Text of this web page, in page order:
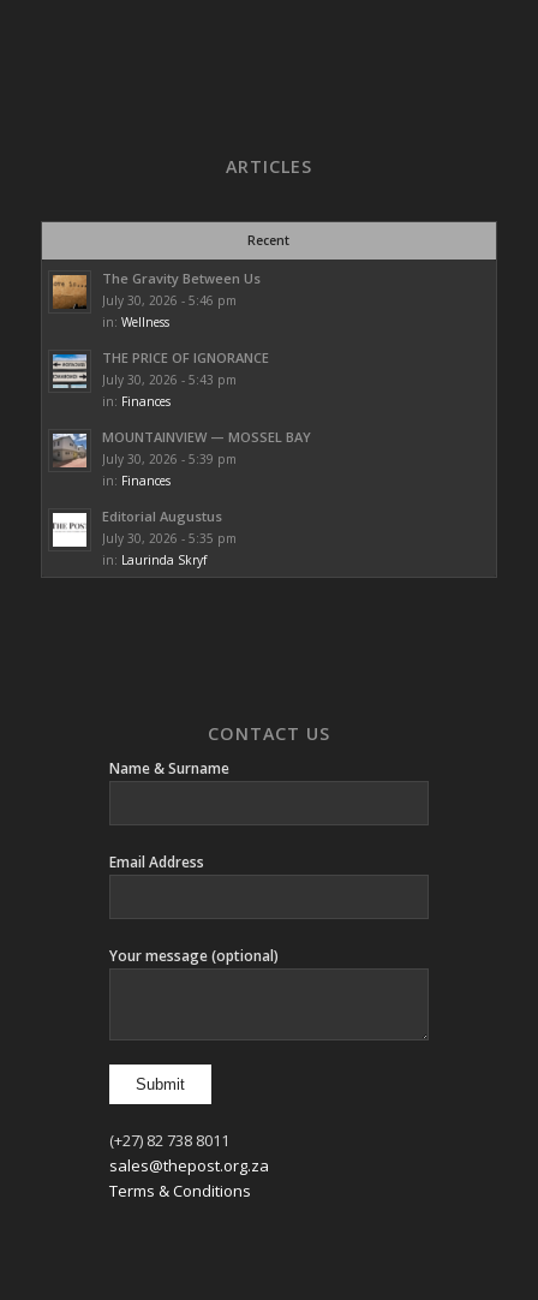
ARTICLES
Recent
The Gravity Between Us
July 30, 2026 - 5:46 pm
in: Wellness
THE PRICE OF IGNORANCE
July 30, 2026 - 5:43 pm
in: Finances
MOUNTAINVIEW — MOSSEL BAY
July 30, 2026 - 5:39 pm
in: Finances
Editorial Augustus
July 30, 2026 - 5:35 pm
in: Laurinda Skryf
CONTACT US
Name & Surname
Email Address
Your message (optional)
(+27) 82 738 8011
sales@thepost.org.za
Terms & Conditions